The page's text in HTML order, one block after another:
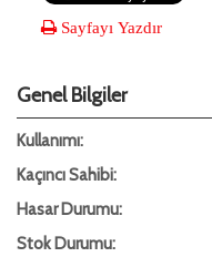
Sayfayı Yazdır
Genel Bilgiler
Kullanımı:
Kaçıncı Sahibi:
Hasar Durumu:
Stok Durumu: